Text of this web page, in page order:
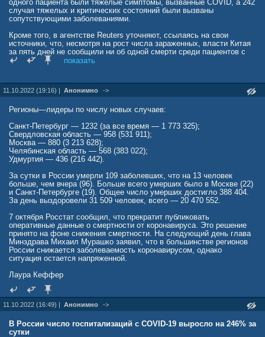
одного пациента были тяжелые симптомы, вызванные COVID, а 242
случая тяжелых и критических состояний были вызваны
сопутствующими заболеваниями.
Кроме того, в агентстве Reuters уточняют, ссылаясь на свои
источники, что, несмотря на рост числа зараженных, власти Китая
за пять дней не сообщили ни об одной смерти среди пациентов с
COVID-19.
коронавирусной инфекцией до 248 млн человек, что составляет
18% населения.
Ранее китайское государственное агентство «Синьхуа» объявило,
прекратил публикацию ежедневной информации об эпидемии
COVID-19. Причину такого решения «Синьхуа» не указало.
Как пишет Associated Press, ссылаясь на американский
Университет Джона Хопкинса, всплеск заражений COVID-19 в Китае
по инфекционным заболеваниям Стюарт Кэмпбелл Рэй
подчеркнул, что «население Китая очень велико, а иммунитет
ограничен», и это может спровоцировать «вспышку нового штамма»
коронавируса.
показать
11.10.2022 (19:16) | Анонимно ->
Регионы—лидеры по числу новых случаев:
Санкт-Петербург — 1232 (за все время — 1 773 325);
Свердловская область — 958 (531 911);
Москва — 880 (3 213 628);
Челябинская область — 568 (383 022);
Удмуртия — 436 (216 442).
За сутки в России умерли 109 заболевших, что на 13 человек
больше, чем вчера (96). Больше всего умерших было в Москве (22)
и Санкт-Петербурге (19). Общее число умерших достигло 388 404.
За день выздоровели 31 509 человек, всего — 20 470 552.
7 октября Росстат сообщил, что прекратит публиковать
оперативные данные о смертности от коронавируса. Это решение
принято на фоне снижения смертности. На следующий день глава
Минздрава Михаил Мурашко заявил, что в большинстве регионов
России снижается заболеваемость коронавирусом, однако
ситуация остается напряженной.
Лаура Кеффер
11.10.2022 (16:49) | Анонимно ->
В России число госпитализаций с COVID-19 выросло на 246% за
сутки